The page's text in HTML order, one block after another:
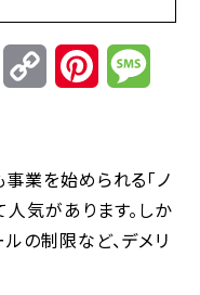
Line
Copy
Link
Pinterest
業を始められる「ノ
気があります。しか
の制限など、デメリ